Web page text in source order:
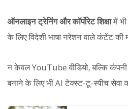
ऑनलाइन ट्रेनिंग और कॉर्पोरेट शिक्षामें
के लिए विदेशी भाषा नरेशन वाले कंटेंट की
न केवल YouTube वीडियो, बल्कि कंपनी
बनाने के लिए भी AI टेक्स्ट-टू-स्पीच सेवा